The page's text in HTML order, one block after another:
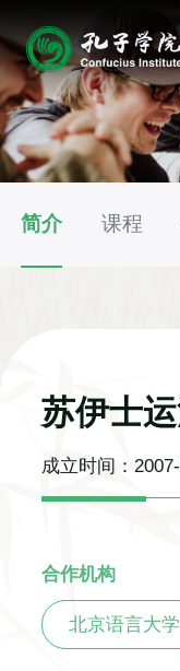
简介 课程
苏伊士
成立时间：
合作机构
北京语言大学